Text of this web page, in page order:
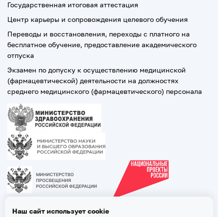
Государственная итоговая аттестация
Центр карьеры и сопровождения целевого обучения
Переводы и восстановления, переходы с платного на
бесплатное обучение, предоставление академического
отпуска
Экзамен по допуску к осуществлению медицинской
(фармацевтической) деятельности на должностях
среднего медицинского (фармацевтического) персонала
Наш сайт использует cookie